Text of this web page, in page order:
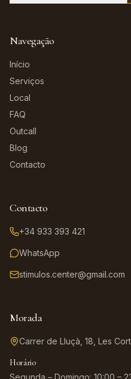
Navegação
Início
Serviços
Local
FAQ
Outcall
Blog
Contacto
Contacto
+34 933 393 421
WhatsApp
stimulos.center@gmail.com
Morada
Carrer de Lluçà, 18, Les
Horário